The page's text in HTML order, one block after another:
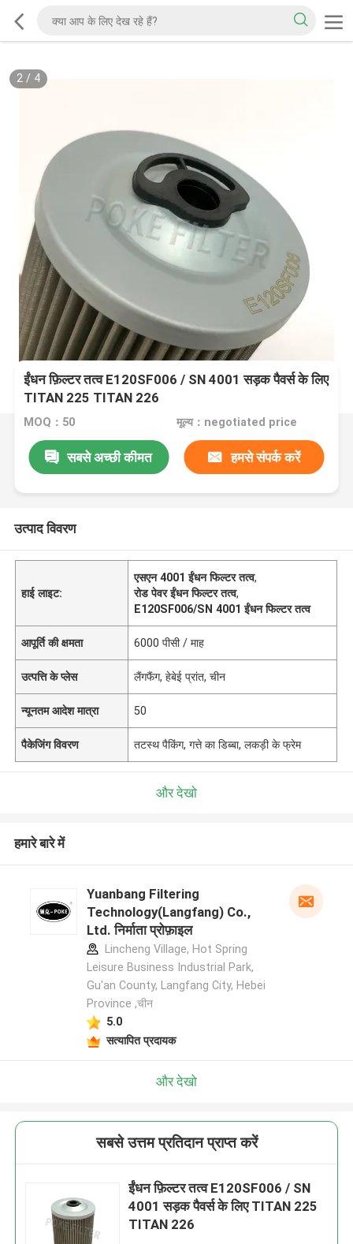
2/ 4
ईंधन फ़िल्टर तत्व E120SF006 / SN 4001 सड़क पैवर्स के लिए
TITAN 225 TITAN 226
MOQ：50 मूल्य：negotiated price
सबसे अच्छी कीमत हमसे संपर्क करें
उत्पाद विवरण
हाई लाइट:
एसएन 4001 ईंधन फिल्टर तत्व,
रोड पेवर ईंधन फिल्टर तत्व,
E120SF006/SN 4001 ईंधन फिल्टर तत्व
आपूर्ति की क्षमता 6000 पीसी / माह
उत्पत्ति के प्लेस लैंगफैंग, हेबेई प्रांत, चीन
न्यूनतम आदेश मात्रा 50
पैकेजिंग विवरण तटस्थ पैकिंग, गत्ते का डिब्बा, लकड़ी के फ्रेम
और देखो
हमारे बारे में
Yuanbang Filtering
Technology(Langfang) Co.,
Ltd. निर्माता प्रोफ़ाइल
Lincheng Village, Hot Spring
Leisure Business Industrial Park,
Gu'an County, Langfang City, Hebei
Province ,चीन
5.0
सत्यापित प्रदायक
और देखो
सबसे उत्तम प्रतिदान प्राप्त करें
ईंधन फ़िल्टर तत्व E120SF006 / SN
4001 सड़क पैवर्स के लिए TITAN 225
TITAN 226